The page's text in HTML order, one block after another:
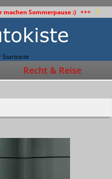
Sommerpause :) +++
Startseite
Recht & Reise